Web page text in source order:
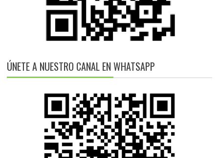
ÚNETE A NUESTRO CANAL EN WHATSAPP